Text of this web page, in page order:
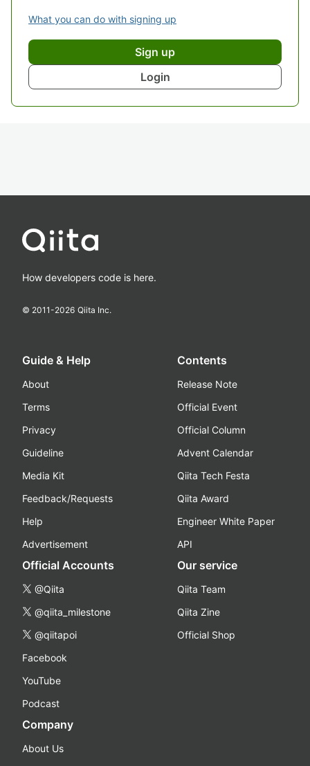
What you can do with signing up
Sign up
Login
How developers code is here.
© 2011-2026 Qiita Inc.
Guide & Help
About
Terms
Privacy
Guideline
Media Kit
Feedback/Requests
Help
Advertisement
Contents
Release Note
Official Event
Official Column
Advent Calendar
Qiita Tech Festa
Qiita Award
Engineer White Paper
API
Official Accounts
@Qiita
@qiita_milestone
@qiitapoi
Facebook
YouTube
Podcast
Our service
Qiita Team
Qiita Zine
Official Shop
Company
About Us